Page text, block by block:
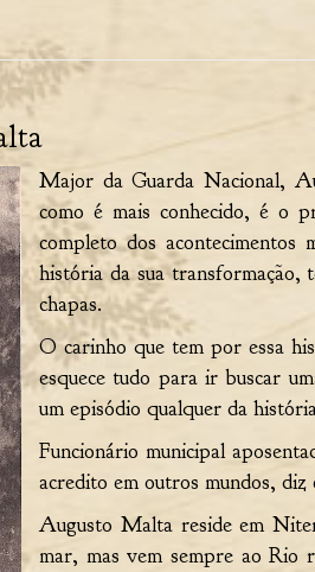
Major da Guarda Nacional,
como é mais conhecido, é o
completo dos
história da sua transformação,
chapas.
O carinho que tem por essa
esquece tudo para ir buscar
um episódio qualquer da
Funcionário municipal
acredito em outros mundos,
Augusto Malta reside em
mar, mas vem sempre ao Rio